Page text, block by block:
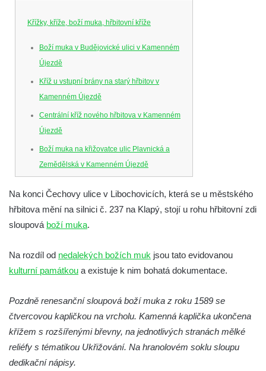
Křížky, kříže, boží muka, hřbitovní kříže
Boží muka v Budějovické ulici v Kamenném
Újezdě
Kříž u vstupní brány na starý hřbitov v
Kamenném Újezdě
Centrální kříž nového hřbitova v Kamenném
Újezdě
Boží muka na křižovatce ulic Plavnická a
Zemědělská v Kamenném Újezdě
v Kamenném Újezdě
Kříž na křižovatce ulic 5. května a Dělnická
v Kamenném Újezdě
Kříž v Dělnické ulici v Kamenném Újezdě
Boží muka na křižovatce ulic Latrán a K
Centrální kříž hřbitova ve Velešíně
Kříž u kostela svatého Václava ve Velešíně
Kříž u brány na hřbitov ve Velešíně
Kříž na zahradě domu čp. 127 v Římově
Na konci Čechovy ulice v Libochovicích, která se u městského
hřbitova mění na silnici č. 237 na Klapý, stojí u rohu hřbitovní zdi
sloupová boží muka.
Na rozdíl od nedalekých božích muk jsou tato evidovanou
kulturní památkou a existuje k nim bohatá dokumentace.
Pozdně renesanční sloupová boží muka z roku 1589 se
čtvercovou kapličkou na vrcholu. Kamenná kaplička ukončena
křížem s rozšířenými břevny, na jednotlivých stranách mělké
reliéfy s tématikou Ukřižování. Na hranolovém soklu sloupu
dedikační nápisy.